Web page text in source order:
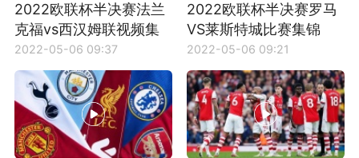
2022欧联杯半决赛法兰
克福vs西汉姆联视频集
锦
2022-05-06 09:37
2022欧联杯半决赛罗马
VS莱斯特城比赛集锦
2022-05-06 09:21